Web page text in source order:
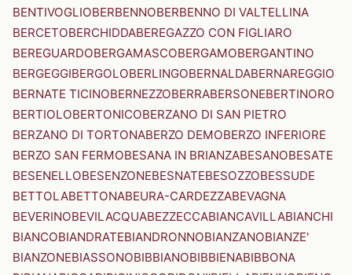
BENTIVOGLIOBERBENNOBERBENNO DI VALTELLINA
BERCETOBERCHIDDABEREGAZZO CON FIGLIARO
BEREGUARDOBERGAMASCOBERGAMOBERGANTINO
BERGEGGIBERGOLOBERLINGOBERNALDABERNAREGGIO
BERNATE TICINOBERNEZZOBERRABERSONEBERTINORO
BERTIOLOBERTONICOBERZANO DI SAN PIETRO
BERZANO DI TORTONABERZO DEMOBERZO INFERIORE
BERZO SAN FERMOBESANA IN BRIANZABESANOBESATE
BESENELLOBESENZONEBESNATEBESOZZOBESSUDE
BETTOLABETTONABEURA-CARDEZZABEVAGNA
BEVERINOBEVILACQUABEZZECCABIANCAVILLABIANCHI
BIANCOBIANDRATEBIANDRONNOBIANZANOBIANZE'
BIANZONEBIASSONOBIBBIANOBIBBIENABIBBONA